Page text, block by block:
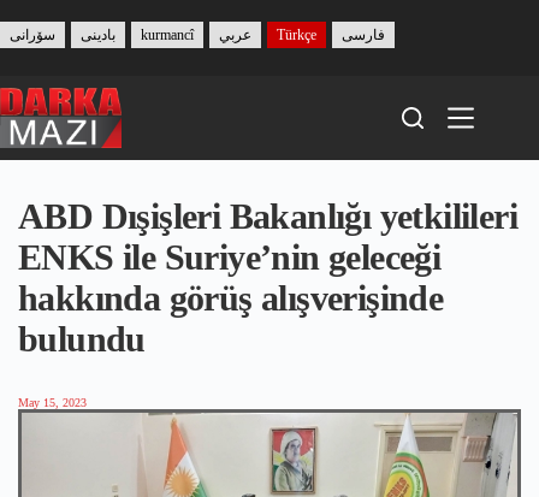
content
بادینی سۆرانی kurmancî عربي Türkçe فارسی
ABD Dışişleri Bakanlığı yetkilileri
ENKS ile Suriye’nin geleceği
hakkında görüş alışverişinde
bulundu
May 15, 2023